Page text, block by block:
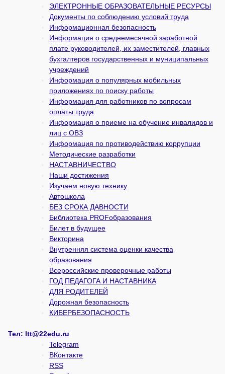
ЭЛЕКТРОННЫЕ ОБРАЗОВАТЕЛЬНЫЕ РЕСУРСЫ
Документы по соблюдению условий труда
Информационная безопасность
Информация о среднемесячной заработной
плате руководителей, их заместителей, главных
бухгалтеров государственных и муни­ципальных
учреждений
Информация о популярных мобильных
приложениях по поиску работы
Информация для работников по вопросам
оплаты труда
Информация о приеме на обучение инвалидов и
лиц с ОВЗ
Информация по противодействию коррупции
Методические разработки
НАСТАВНИЧЕСТВО
Наши достижения
Изучаем новую технику
Автошкола
БЕЗ СРОКА ДАВНОСТИ
Библиотека PROFобразования
Билет в будущее
Викторина
Внутренняя система оценки качества
образования
Всероссийские проверочные работы
ГОД ПЕДАГОГА И НАСТАВНИКА
ДЛЯ РОДИТЕЛЕЙ
Дорожная безопасность
КИБЕРБЕЗОПАСНОСТЬ
Тел: ltt@22edu.ru
Telegram
ВКонтакте
RSS